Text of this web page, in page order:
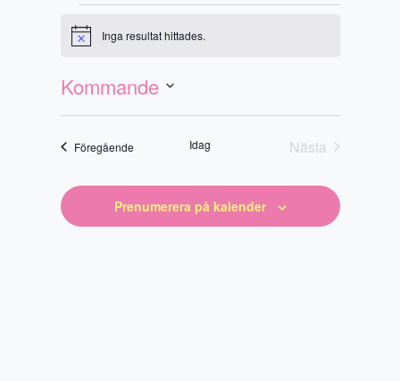
Evenemang
Notis Inga resultat hittades.
Vy-
navigering
Evenemang
vynavigering
Kommande
Välj
FöregåendeEvenemangIdag
Nästa
Prenumerera på kalender